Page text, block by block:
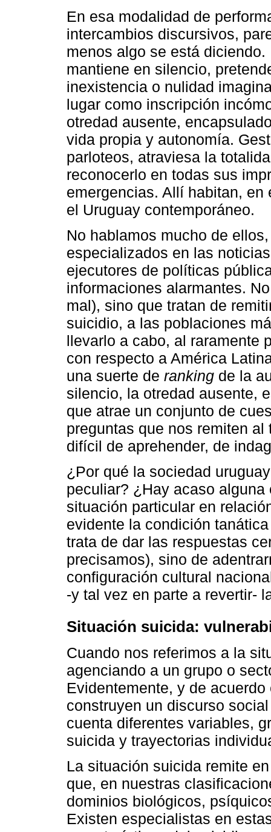
En esa modalidad de
intercambios discursivos,
menos algo se está
mantiene en silencio,
inexistencia o nulidad
lugar como inscripción
otredad ausente,
vida propia y autonomía.
parloteos, atraviesa la
reconocerlo en todas sus
emergencias. Allí habitan,
el Uruguay contemporáneo.
No hablamos mucho de
especializados en las
ejecutores de políticas
informaciones alarmantes.
mal), sino que tratan de
suicidio, a las poblaciones
llevarlo a cabo, al raramente
con respecto a América
una suerte de ranking de la
silencio, la otredad ausente,
que atrae un conjunto de
preguntas que nos remiten
difícil de aprehender, de
¿Por qué la sociedad
peculiar? ¿Hay acaso
situación particular en
evidente la condición
trata de dar las respuestas
precisamos), sino de
configuración cultural
-y tal vez en parte a revertir-
Situación suicida:
Cuando nos referimos a la
agenciando a un grupo o
Evidentemente, y de
construyen un discurso
cuenta diferentes variables,
suicida y trayectorias
La situación suicida remite
que, en nuestras
dominios biológicos,
Existen especialistas en